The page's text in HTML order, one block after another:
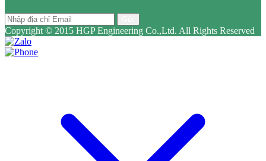
Copyright © 2015 HGP Engineering Co.,Ltd. All Rights Reserved